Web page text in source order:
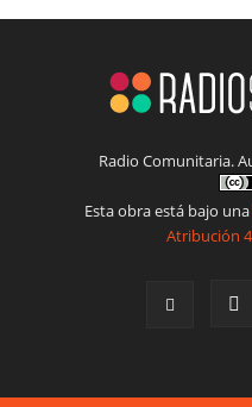
Radio Comunitaria.
Esta obra está bajo una
Atribución